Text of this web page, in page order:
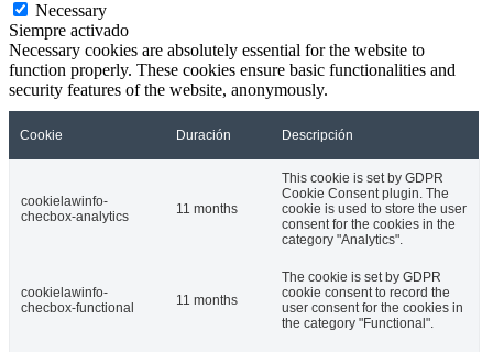
Necessary
Siempre activado
Necessary cookies are absolutely essential for the website to
function properly. These cookies ensure basic functionalities and
security features of the website, anonymously.
Cookie Duración Descripción
cookielawinfo-
checbox-analytics
11 months
This cookie is set by GDPR
Cookie Consent plugin. The
cookie is used to store the user
consent for the cookies in the
category "Analytics".
cookielawinfo-
checbox-functional
11 months
The cookie is set by GDPR
cookie consent to record the
user consent for the cookies in
the category "Functional".